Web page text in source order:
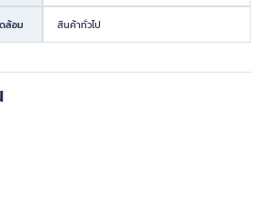
ล้อม สินค้าทั่วไป